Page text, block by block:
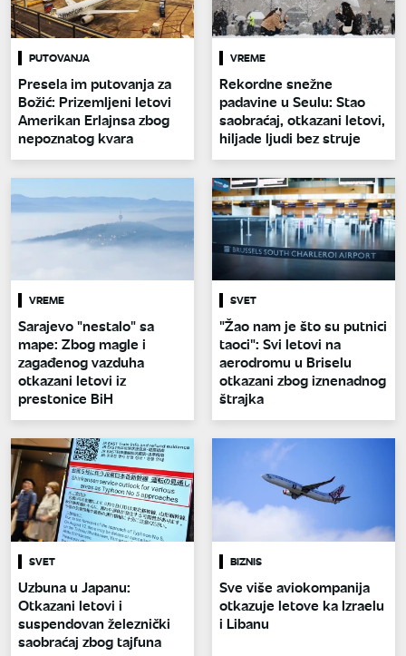
PUTOVANJA
Presela im putovanja za
Božić: Prizemljeni letovi
Amerikan Erlajnsa zbog
nepoznatog kvara
VREME
Rekordne snežne
padavine u Seulu: Stao
saobraćaj, otkazani letovi,
hiljade ljudi bez struje
VREME
Sarajevo "nestalo" sa
mape: Zbog magle i
zagađenog vazduha
otkazani letovi iz
prestonice BiH
SVET
"Žao nam je što su putnici
taoci": Svi letovi na
aerodromu u Briselu
otkazani zbog iznenadnog
štrajka
SVET
Uzbuna u Japanu:
Otkazani letovi i
suspendovan železnički
saobraćaj zbog tajfuna
BIZNIS
Sve više aviokompanija
otkazuje letove ka Izraelu
i Libanu